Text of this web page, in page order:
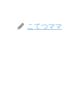
こてつママ